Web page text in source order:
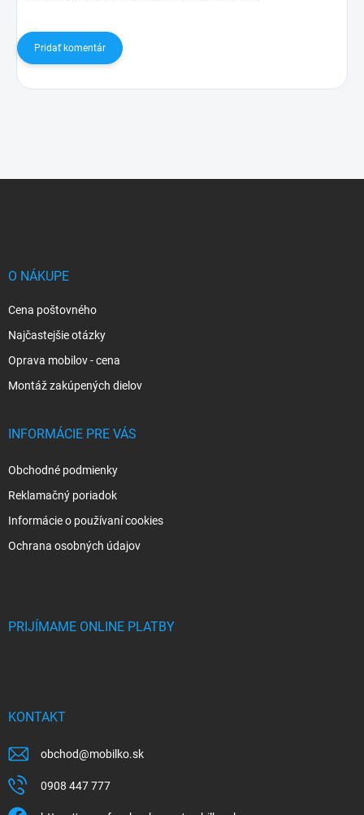
Pridať komentár
O NÁKUPE
Cena poštovného
Najčastejšie otázky
Oprava mobilov - cena
Montáž zakúpených dielov
INFORMÁCIE PRE VÁS
Obchodné podmienky
Reklamačný poriadok
Informácie o používaní cookies
Ochrana osobných údajov
PRIJÍMAME ONLINE PLATBY
KONTAKT
obchod@mobilko.sk
0908 447 777